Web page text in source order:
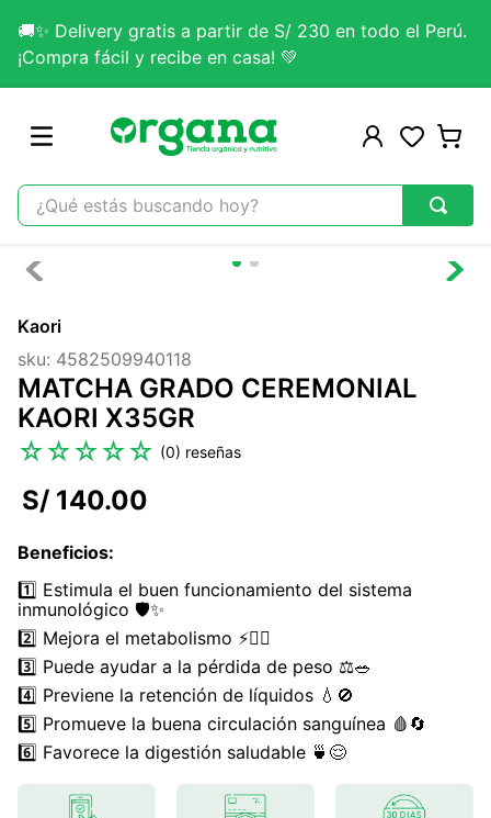
🚚✨ Delivery gratis a partir de S/ 230 en todo el Perú.
¡Compra fácil y recibe en casa! 💚
¿Qué estás buscando hoy?
TÉRMINOS MÁS BUSCADOS
2.
3.
colageno
4.
kefir
5 .
glicinato magnesio
8.
stevia
9.
ashwagandha
10. clorofila
Kaori
sku: 4582509940118
MATCHA GRADO CEREMONIAL
KAORI X35GR
☆☆☆☆☆ (0)
S/ 140.00
Beneficios:
1️⃣ Estimula el buen funcionamiento del sistema
inmunológico 🛡️✨
2️⃣ Mejora el metabolismo ⚡🏃‍♀️
3️⃣ Puede ayudar a la pérdida de peso ⚖️🥗
4️⃣ Previene la retención de líquidos 💧🚫
5️⃣ Promueve la buena circulación sanguínea 🩸🔄
6️⃣ Favorece la digestión saludable 🍵😌